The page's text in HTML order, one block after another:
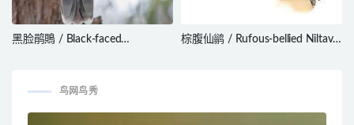
黑脸鹃鵙 / Black-faced
棕腹仙鹟 / Rufous-bellied Niltava
鸟网鸟秀